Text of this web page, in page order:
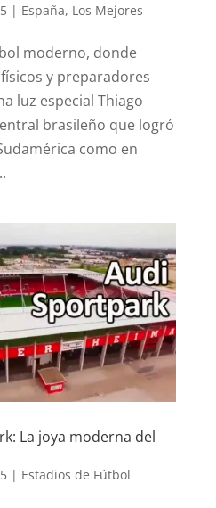
| España, Los Mejores
moderno, donde
y preparadores
luz especial Thiago
brasileño que logró
como en
La joya moderna del
| Estadios de Fútbol